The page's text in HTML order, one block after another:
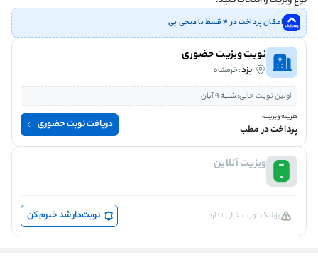
امکان پرداخت در ۴ قسط با دیجی پی
نوبت ویزیت حضوری
یزد،خرمشاه
اولین نوبت خالی:شنبه 9 آبان
هزینه ویزیت:
پرداخت در مطب دریافت نوبت حضوری
ویزیت آنلاین
پزشک نوبت خالی ندارد. نوبت‌دار شد خبرم کن